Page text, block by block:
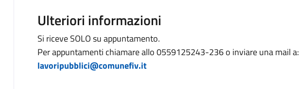
Ulteriori informazioni
Si riceve SOLO su appuntamento.
Per appuntamenti chiamare allo 0559125243-236 o inviare una mail a:
lavoripubblici@comunefiv.it